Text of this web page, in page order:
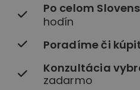
Po celom
hodín
Poradíme či
Konzultácia
zadarmo